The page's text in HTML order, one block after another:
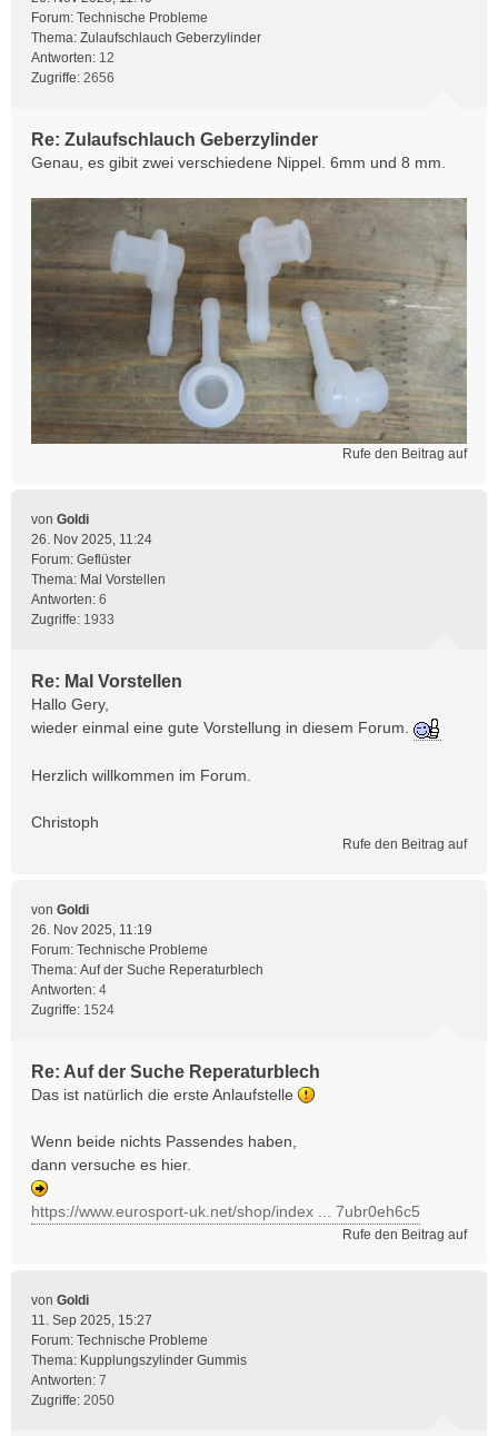
Forum: Technische Probleme
Thema: Zulaufschlauch Geberzylinder
Antworten: 12
Zugriffe: 2656
Re: Zulaufschlauch Geberzylinder
Genau, es gibit zwei verschiedene Nippel. 6mm und 8 mm.
Rufe den Beitrag auf
von Goldi
26. Nov 2025, 11:24
Forum: Geflüster
Thema: Mal Vorstellen
Antworten: 6
Zugriffe: 1933
Re: Mal Vorstellen
Hallo Gery,
wieder einmal eine gute Vorstellung in diesem Forum.
Herzlich willkommen im Forum.
Christoph
Rufe den Beitrag auf
von Goldi
26. Nov 2025, 11:19
Forum: Technische Probleme
Thema: Auf der Suche Reperaturblech
Antworten: 4
Zugriffe: 1524
Re: Auf der Suche Reperaturblech
Das ist natürlich die erste Anlaufstelle
Wenn beide nichts Passendes haben,
dann versuche es hier.
https://www.eurosport-uk.net/shop/index ... 7ubr0eh6c5
Rufe den Beitrag auf
von Goldi
11. Sep 2025, 15:27
Forum: Technische Probleme
Thema: Kupplungszylinder Gummis
Antworten: 7
Zugriffe: 2050